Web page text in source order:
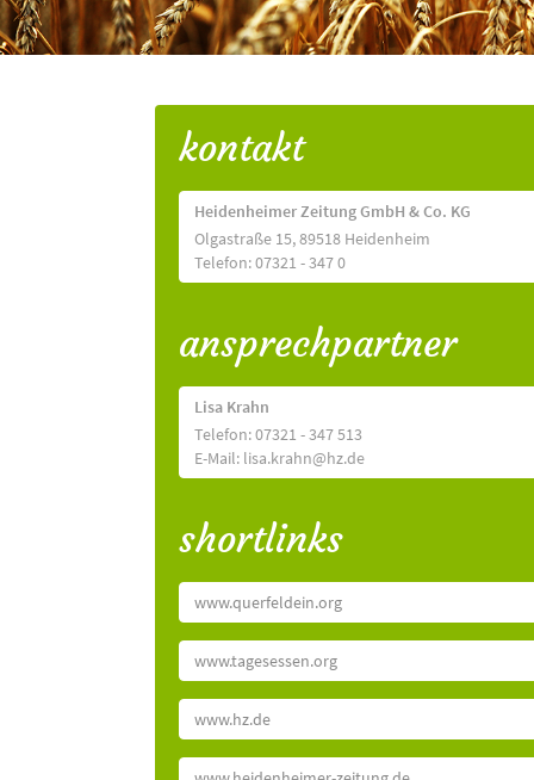
kontakt
Heidenheimer Zeitung GmbH & Co. KG
Olgastraße 15, 89518 Heidenheim
Telefon: 07321 - 347 0
ansprechpartner
Lisa Krahn
Telefon: 07321 - 347 513
E-Mail: lisa.krahn@hz.de
shortlinks
www.querfeldein.org
www.tagesessen.org
www.hz.de